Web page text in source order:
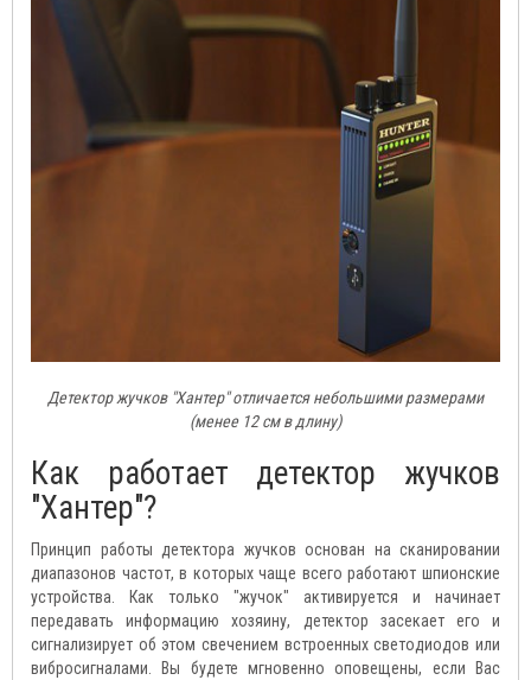
Детектор жучков "Хантер" отличается небольшими размерами
(менее 12 см в длину)
Как работает детектор жучков
"Хантер"?
Принцип работы детектора жучков основан на сканировании
диапазонов частот, в которых чаще всего работают шпионские
устройства. Как только "жучок" активируется и начинает
передавать информацию хозяину, детектор засекает его и
сигнализирует об этом свечением встроенных светодиодов или
вибросигналами. Вы будете мгновенно оповещены, если Вас